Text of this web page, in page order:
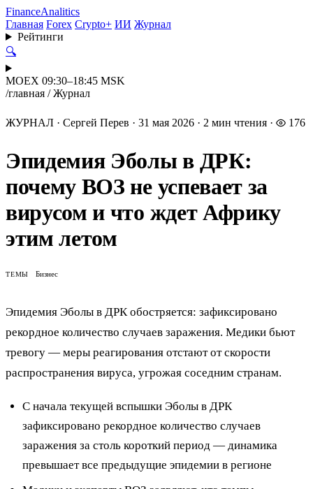
FinanceAnalitics
Главная Forex Crypto+ ИИ Журнал
Рейтинги
🔍
MOEX 09:30–18:45 MSK
/главная / Журнал
ЖУРНАЛ · Сергей Перев · 31 мая 2026 · 2 мин чтения · 176
Эпидемия Эболы в ДРК:
почему ВОЗ не успевает за
вирусом и что ждет Африку
этим летом
ТЕМЫ Бизнес
Эпидемия Эболы в ДРК обостряется: зафиксировано
рекордное количество случаев заражения. Медики бьют
тревогу — меры реагирования отстают от скорости
распространения вируса, угрожая соседним странам.
С начала текущей вспышки Эболы в ДРК
зафиксировано рекордное количество случаев
заражения за столь короткий период — динамика
превышает все предыдущие эпидемии в регионе